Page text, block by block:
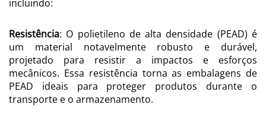
incluindo:
Resistência: O polietileno de alta densidade (PEAD) é
um material notavelmente robusto e durável,
projetado para resistir a impactos e esforços
mecânicos. Essa resistência torna as embalagens de
PEAD ideais para proteger produtos durante o
transporte e o armazenamento.